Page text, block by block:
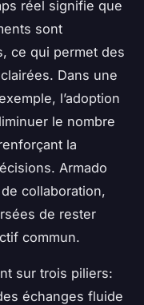
réel signifie que
sont
ce qui permet des
Dans une
l’adoption
le nombre
la
Armado
collaboration,
de rester
commun.
sur trois piliers:
échanges fluide